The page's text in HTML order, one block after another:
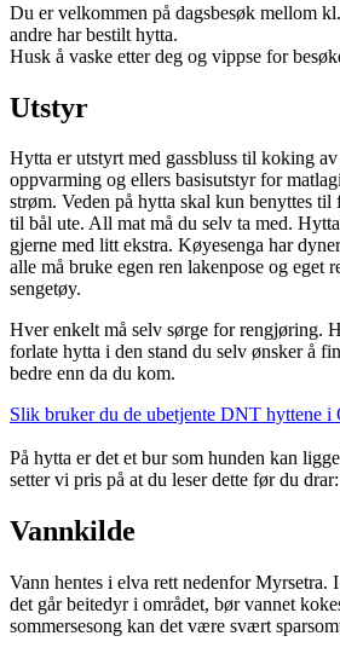
Du er velkommen på dagsbesøk mellom
andre har bestilt hytta.
Husk å vaske etter deg og vippse for
Utstyr
Hytta er utstyrt med gassbluss til koking
oppvarming og ellers basisutstyr for
strøm. Veden på hytta skal kun benyttes
til bål ute. All mat må du selv ta med.
gjerne med litt ekstra. Køyesenga har
alle må bruke egen ren lakenpose og eget
sengetøy.
Hver enkelt må selv sørge for rengjøring.
forlate hytta i den stand du selv ønsker å
bedre enn da du kom.
Slik bruker du de ubetjente DNT hyttene i
På hytta er det et bur som hunden kan
setter vi pris på at du leser dette før du
Vannkilde
Vann hentes i elva rett nedenfor Myrsetra.
det går beitedyr i området, bør vannet
sommersesong kan det være svært